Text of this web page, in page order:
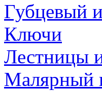
Губцевый
Ключи
Лестницы
Малярный